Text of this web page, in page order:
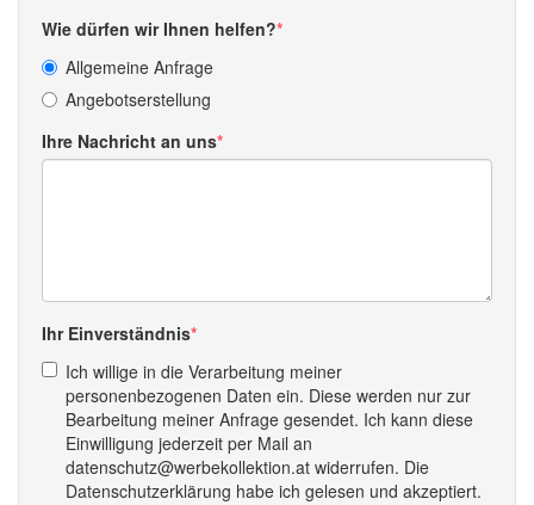
Wie dürfen wir Ihnen helfen?
Allgemeine Anfrage
Angebotserstellung
Ihre Nachricht an uns
Ihr Einverständnis
Ich willige in die Verarbeitung meiner
personenbezogenen Daten ein. Diese werden nur zur
Bearbeitung meiner Anfrage gesendet. Ich kann diese
Einwilligung jederzeit per Mail an
datenschutz@werbekollektion.at widerrufen. Die
Datenschutzerklärung habe ich gelesen und akzeptiert.